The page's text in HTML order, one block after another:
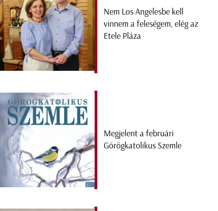
Nem Los Angelesbe kell
vinnem a feleségem, elég az
Etele Pláza
Megjelent a februári
Görögkatolikus Szemle